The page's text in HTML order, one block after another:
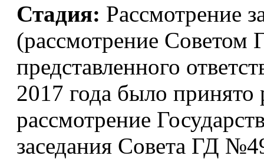
Стадия: Рассмотрение
(рассмотрение Советом
представленного
2017 года было принято
рассмотрение
заседания Совета ГД